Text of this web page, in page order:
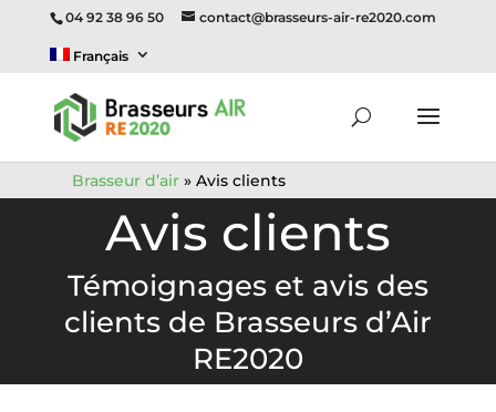
Brasseur d’air» Avis clients
04 92 38 96 50 contact@brasseurs-air-re2020.com
Français
Avis clients
Témoignages et avis des
clients de Brasseurs d’Air
RE2020